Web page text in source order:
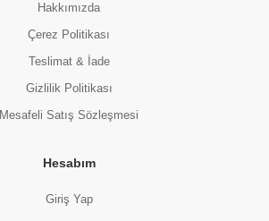
Hakkımızda
Çerez Politikası
Teslimat & İade
Gizlilik Politikası
Mesafeli Satış Sözleşmesi
Hesabım
Giriş Yap